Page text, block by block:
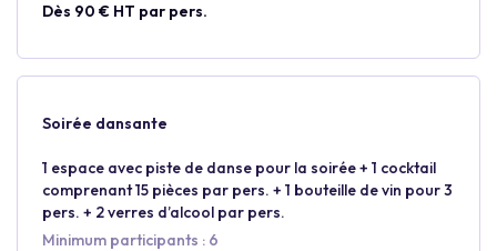
Dès 90 € HT par pers.
Soirée dansante
1 espace avec piste de danse pour la soirée + 1 cocktail
comprenant 15 pièces par pers. + 1 bouteille de vin pour 3
pers. + 2 verres d’alcool par pers.
Minimum participants : 6